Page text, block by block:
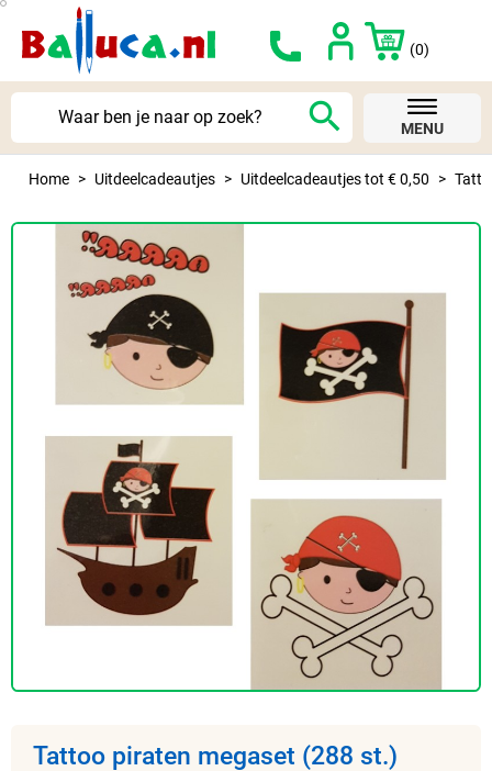
(0)
search MENU
Home Uitdeelcadeautjes Uitdeelcadeautjes tot € 0,50
Tattoo piraten megaset (288 st.)